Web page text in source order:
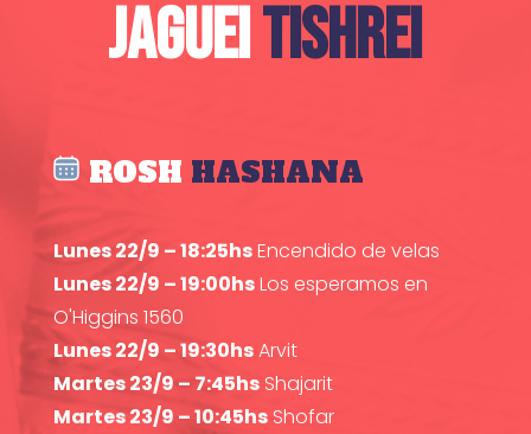
JAGUEITISHREI
ROSH HASHANA
Lunes 22/9 – 18:25hsEncendido de velas
Lunes 22/9 – 19:00hsLos esperamos en
O'Higgins 1560
Lunes 22/9 – 19:30hsArvit
Martes 23/9 – 7:45hsShajarit
Martes 23/9 – 10:45hsShofar